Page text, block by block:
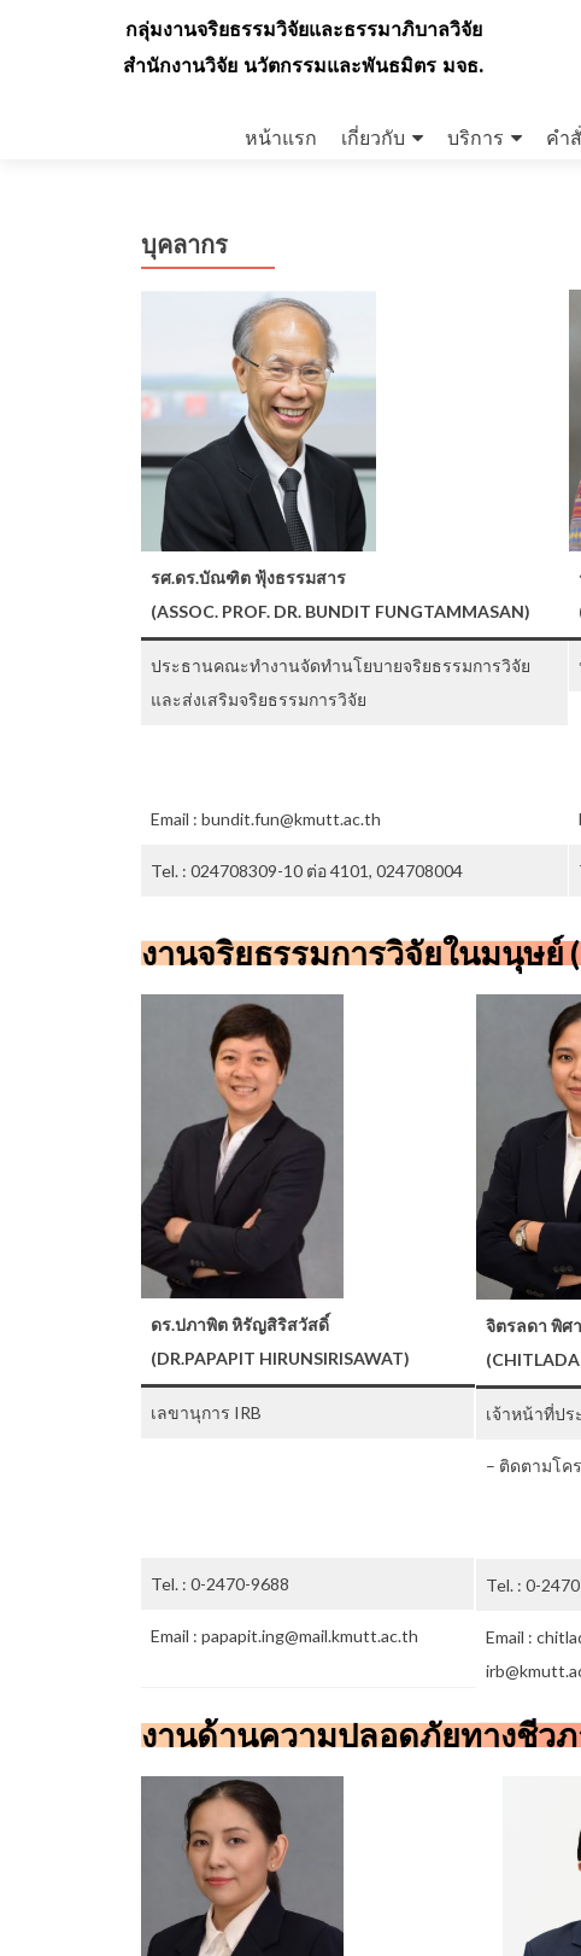
กลุ่มงานจริยธรรมวิจัยและธรรมาภิบาลวิจัย
สำนักงานวิจัย นวัตกรรมและพันธมิตร มจธ.
to
หน้าแรก เกี่ยวกับ บริการ คำ
บุคลากร
รศ.ดร.บัณฑิต ฟุ้งธรรมสาร
(ASSOC. PROF. DR. BUNDIT FUNGTAMMASAN)
ประธานคณะทำงานจัดทำนโยบายจริยธรรมการวิจัย
และส่งเสริมจริยธรรมการวิจัย
Email : bundit.fun@kmutt.ac.th
Tel. : 024708309-10 ต่อ 4101, 024708004
งานจริยธรรมการวิจัยในมนุษย์
ดร.ปภาพิต หิรัญสิริสวัสดิ์
(DR.PAPAPIT HIRUNSIRISAWAT)
เลขานุการ IRB
Tel. : 0-2470-9688
Email : papapit.ing@mail.kmutt.ac.th
จิตรลดา พิศ
เจ้าหน้าที่ปร
– ติดตามโค
Tel. : 0-
Email :
งานด้านความปลอดภัยทางชีวภ